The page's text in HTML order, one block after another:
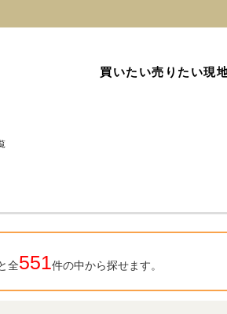
買いたい売りたい現
全551件の中から探せます。